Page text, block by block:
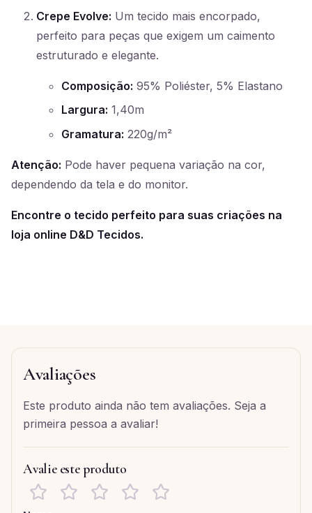
Crepe Evolve: Um tecido mais encorpado,
perfeito para peças que exigem um caimento
estruturado e elegante.
Composição: 95% Poliéster, 5% Elastano
Largura: 1,40m
Gramatura: 220g/m²
Atenção: Pode haver pequena variação na cor,
dependendo da tela e do monitor.
Encontre o tecido perfeito para suas criações na
loja online D&D Tecidos.
Avaliações
Este produto ainda não tem avaliações. Seja a
primeira pessoa a avaliar!
Avalie este produto